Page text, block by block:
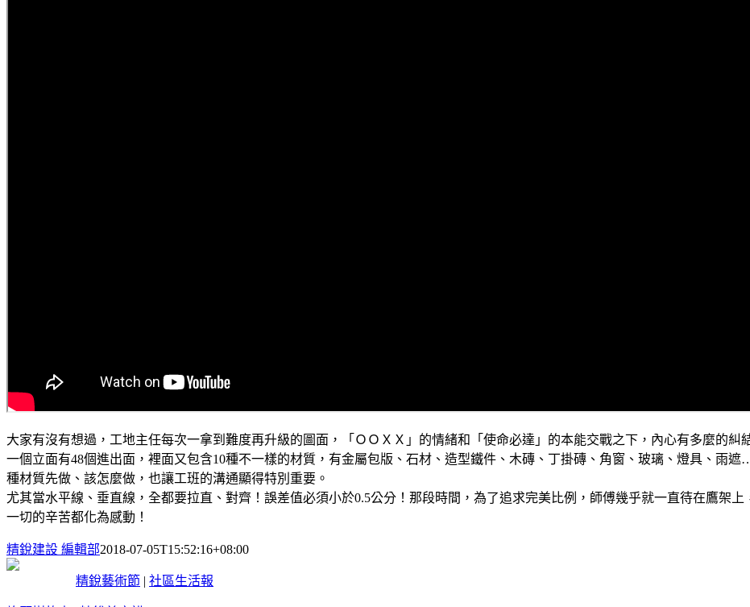
大家有沒有想過，工地主任每次一拿到難度再升級的圖面，「ＯＯＸＸ」的情緒和「使命必達」的本能交戰之下，內心有多麼的
一個立面有48個進出面，裡面又包含10種不一樣的材質，有金屬包版、石材、造型鐵件、木磚、丁掛磚、角窗、玻璃、燈具、雨
種材質先做、該怎麼做，也讓工班的溝通顯得特別重要。
尤其當水平線、垂直線，全都要拉直、對齊！誤差值必須小於0.5公分！那段時間，為了追求完美比例，師傅幾乎就一直待在鷹架
一切的辛苦都化為感動！
精銳建設 編輯部2018-07-05T15:52:16+08:00
精銳藝術節 | 社區生活報